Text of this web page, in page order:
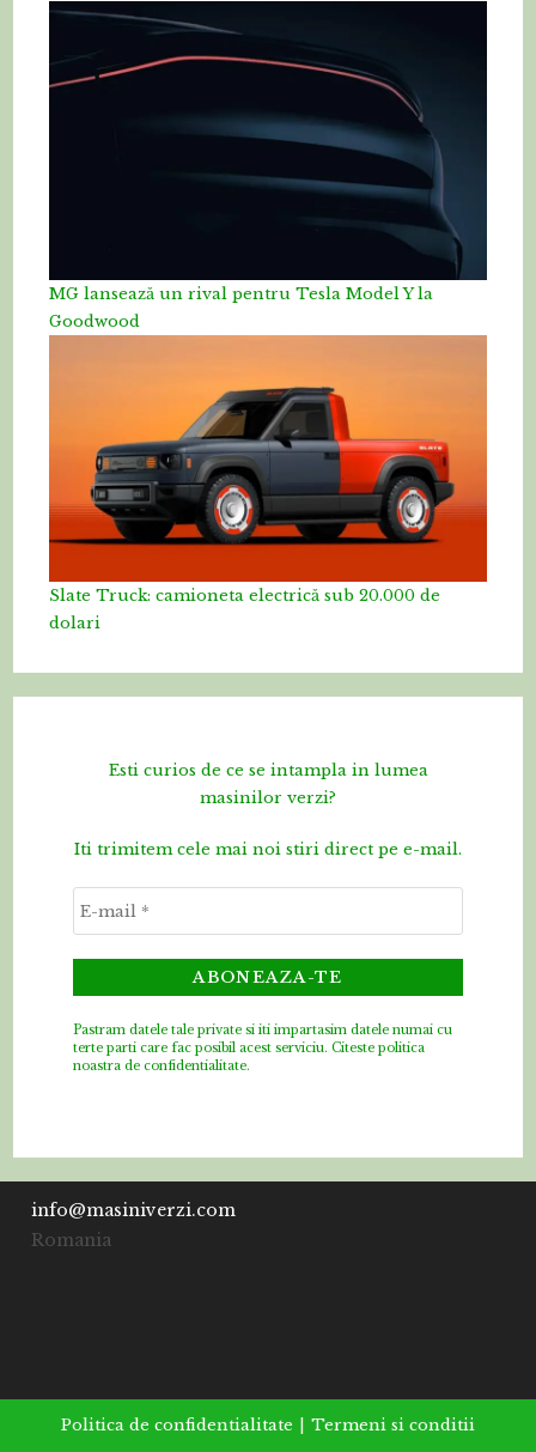
MG lansează un rival pentru Tesla Model Y la
Goodwood
Slate Truck: camioneta electrică sub 20.000 de
dolari
Esti curios de ce se intampla in lumea
masinilor verzi?
Iti trimitem cele mai noi stiri direct pe e-mail.
Pastram datele tale private si iti impartasim datele numai cu
terte parti care fac posibil acest serviciu. Citeste politica
noastra de confidentialitate.
info@masiniverzi.com
Romania
Politica de confidentialitate Termeni si conditii